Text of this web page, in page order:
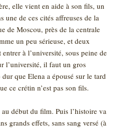
elle vient en aide à son fils, un
de ces cités affreuses de la
de Moscou, près de la centrale
un peu sérieuse, et deux
à l’université, sous peine de
l’université, il faut un gros
que Elena a épousé sur le tard
ce crétin n’est pas son fils.
début du film. Puis l’histoire va
grands effets, sans sang versé (à